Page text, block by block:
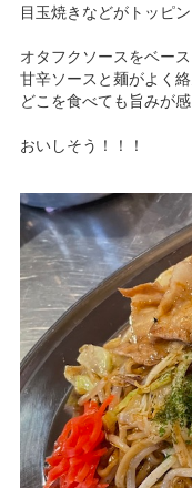
目玉焼きなどがトッピ
オタフクソースをベー
甘辛ソースと麺がよく絡
どこを食べても旨みが
おいしそう！！！